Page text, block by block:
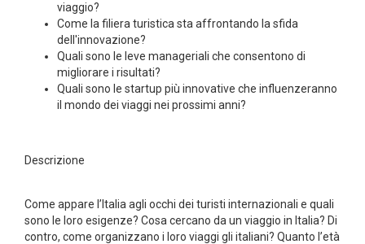
viaggio?
Come la filiera turistica sta affrontando la sfida
dell'innovazione?
Quali sono le leve manageriali che consentono di
migliorare i risultati?
Quali sono le startup più innovative che influenzeranno
il mondo dei viaggi nei prossimi anni?
Descrizione
Come appare l’Italia agli occhi dei turisti internazionali e quali
sono le loro esigenze? Cosa cercano da un viaggio in Italia? Di
contro, come organizzano i loro viaggi gli italiani? Quanto l’età